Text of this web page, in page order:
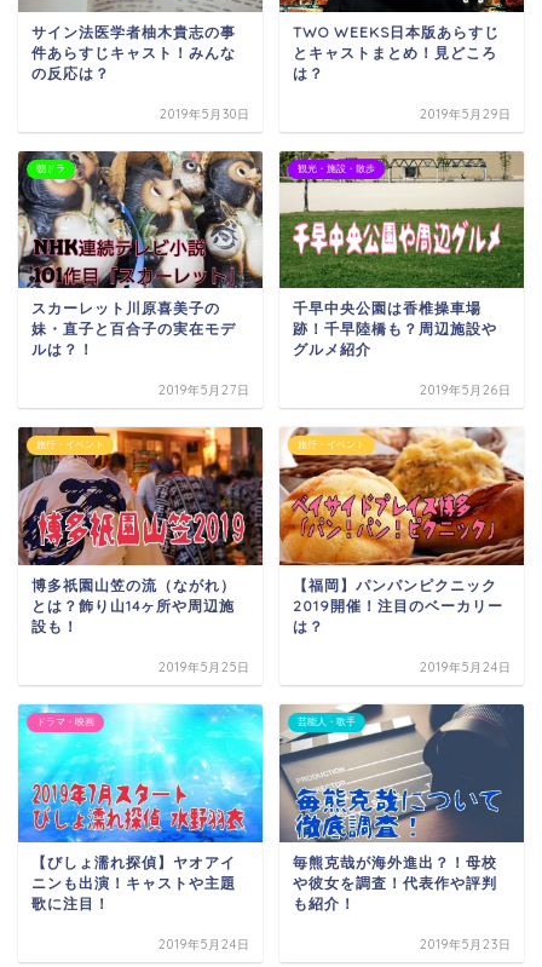
サイン法医学者柚木貴志の事
件あらすじキャスト！みんな
の反応は？
2019年5月30日
TWO WEEKS日本版あらすじ
とキャストまとめ！見どころ
は？
2019年5月29日
朝ドラ
スカーレット川原喜美子の
妹・直子と百合子の実在モデ
ルは？！
2019年5月27日
観光・施設・散歩
千早中央公園は香椎操車場
跡！千早陸橋も？周辺施設や
グルメ紹介
2019年5月26日
旅行・イベント
博多祇園山笠の流（ながれ）
とは？飾り山14ヶ所や周辺施
設も！
2019年5月25日
旅行・イベント
【福岡】パンパンピクニック
2019開催！注目のベーカリー
は？
2019年5月24日
ドラマ・映画
【びしょ濡れ探偵】ヤオアイ
ニンも出演！キャストや主題
歌に注目！
2019年5月24日
芸能人・歌手
毎熊克哉が海外進出？！母校
や彼女を調査！代表作や評判
も紹介！
2019年5月23日